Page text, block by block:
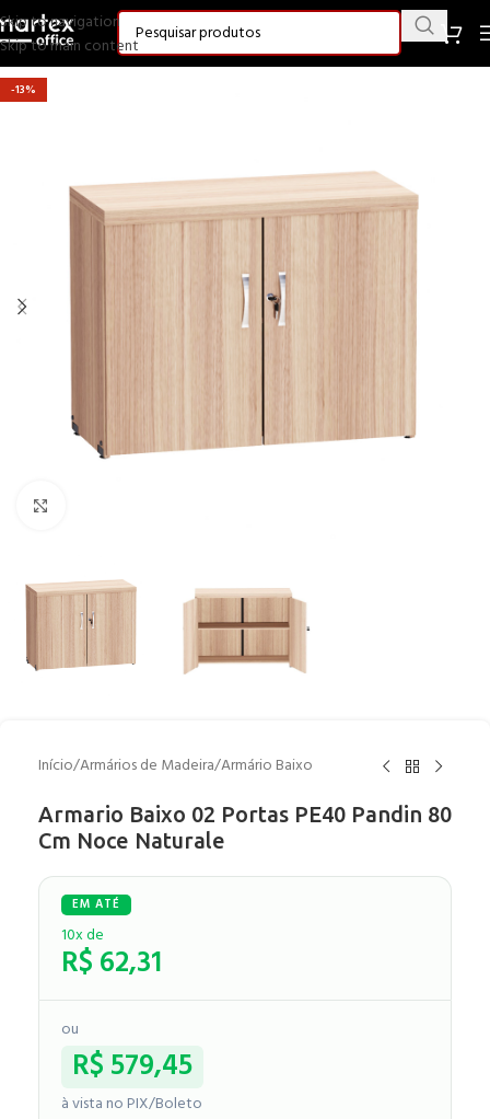
Skip to navigation
Skip to main content
-13%
Início/Armários de Madeira/Armário Baixo
Armario Baixo 02 Portas PE40 Pandin 80
Cm Noce Naturale
10x de
R$62,31
ou
R$579,45
à vista no PIX/Boleto